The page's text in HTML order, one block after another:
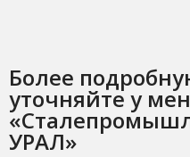
Более
уточняйте у
УРАЛ»